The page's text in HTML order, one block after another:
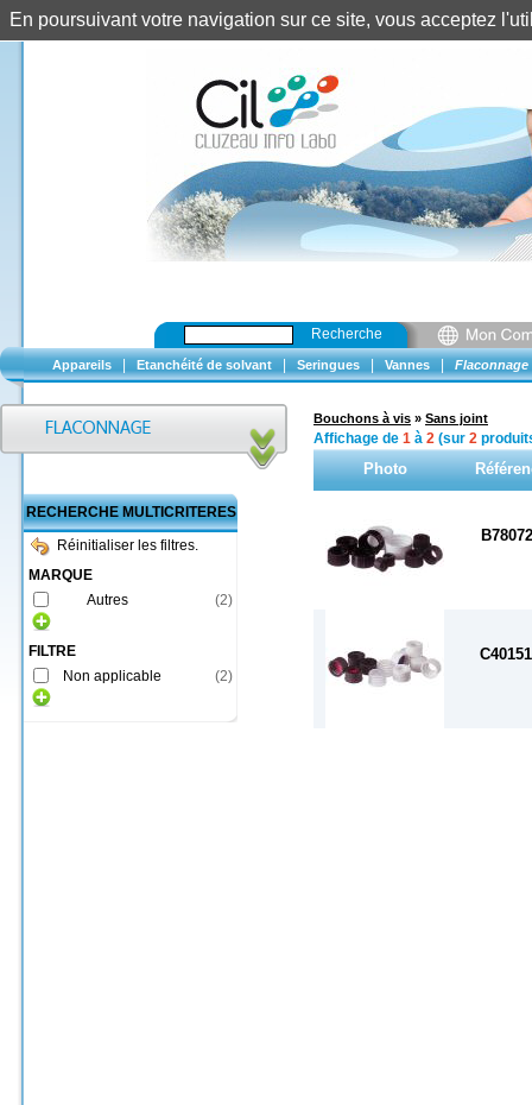
Recherche
Appareils Etanchéité de solvant Seringues Vannes Flaconnage
RECHERCHE MULTICRITERES
Réinitialiser les filtres.
MARQUE
Autres
(2)
FILTRE
Non applicable
(2)
Bouchons à vis » Sans joint
Affichage de 1 à 2 (sur 2
Photo
En poursuivant votre navigation sur ce site, vous acceptez